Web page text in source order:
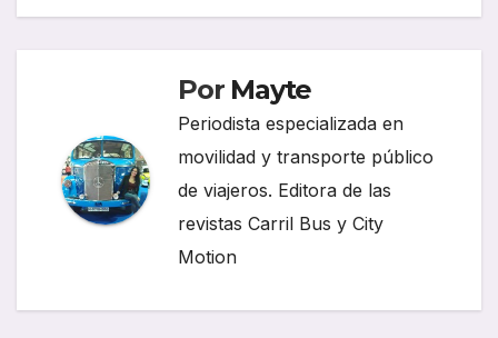
Por Mayte
Periodista especializada en
movilidad y transporte público
de viajeros. Editora de las
revistas Carril Bus y City
Motion